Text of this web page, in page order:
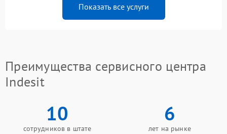
Показать все услуги
Преимущества сервисного центра
Indesit
10
сотрудников в штате
6
лет на рынке